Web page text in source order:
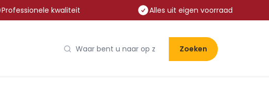
Professionele kwaliteit Alles uit eigen voorraad
Zoeken